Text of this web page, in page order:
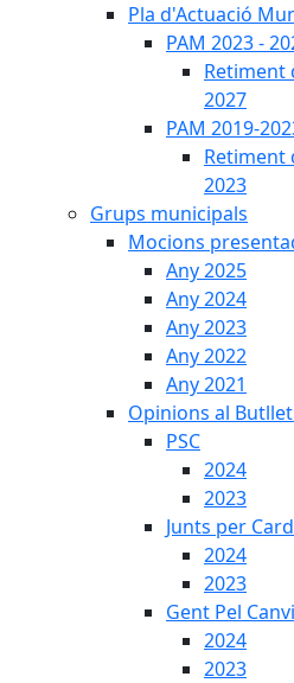
Pla d'Actuació
PAM 2023 -
Retiment
2027
PAM 2019-
Retiment
2023
Grups municipals
Mocions
Any 2025
Any 2024
Any 2023
Any 2022
Any 2021
Opinions al
PSC
2024
2023
Junts per
2024
2023
Gent Pel Canvi
2024
2023